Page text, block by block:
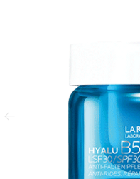
Vorheriger Eintrag